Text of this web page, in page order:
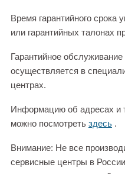
Время гарантийного срока
или гарантийных талонах
Гарантийное
осуществляется в
центрах.
Информацию об адресах и
можно посмотреть здесь .
Внимание: Не все
сервисные центры в